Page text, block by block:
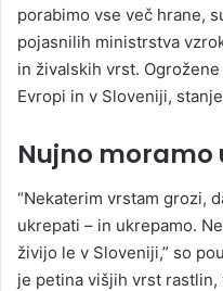
porabimo vse več hrane,
pojasnilih ministrstva
in živalskih vrst.
Evropi in v Sloveniji,
Nujno moramo
“Nekaterim vrstam grozi,
ukrepati – in ukrepamo.
živijo le v Sloveniji,” so
je petina višjih vrst